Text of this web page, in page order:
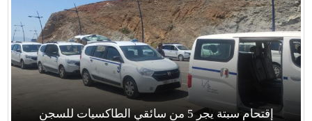
إقتحام سبتة يجر 5 من سائقي الطاكسيات للسجن